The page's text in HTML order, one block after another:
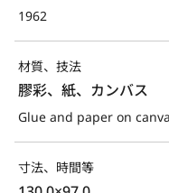
1962
材質、技法
膠彩、紙、カンバス
Glue and paper on
寸法、時間等